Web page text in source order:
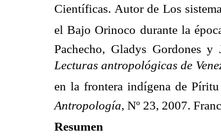
Científicas. Autor de Los
el Bajo Orinoco durante la
Pachecho, Gladys Gordones
Lecturas antropológicas de
en la frontera indígena de
Antropología, Nº 23, 2007.
Resumen